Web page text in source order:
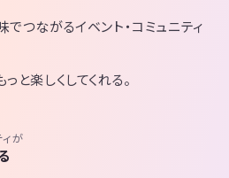
つながるイベント・コミュニティ
と楽しくしてくれる。
が